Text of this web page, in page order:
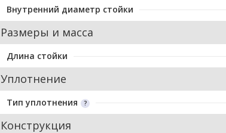
Внутренний диаметр стойки
Размеры и масса
Длина стойки
Уплотнение
Тип уплотнения
Конструкция